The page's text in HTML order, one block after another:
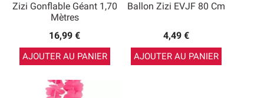
Zizi Gonflable Géant 1,70
Mètres
16,99 €
AJOUTER AU PANIER
Ballon Zizi EVJF 80 Cm
4,49 €
AJOUTER AU PANIER